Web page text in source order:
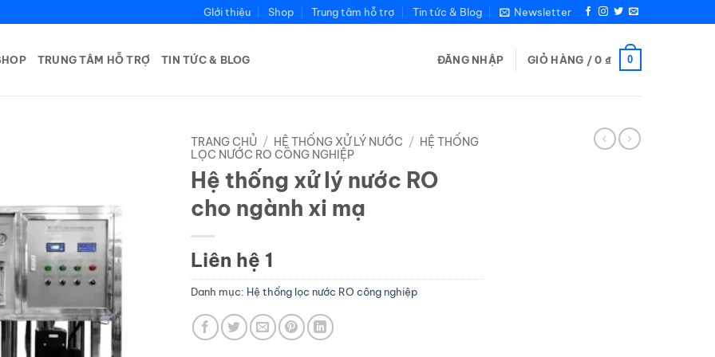
GIới thiệu Shop Trung tâm hỗ trợ Tin tức & Blog Newsletter
TRUNG TÂM HỖ TRỢ TIN TỨC & BLOG ĐĂNG NHẬP GIỎ HÀNG /0 ₫ 0
TRANG CHỦ / HỆ THỐNG XỬ LÝ NƯỚC / HỆ THỐNG
LỌC NƯỚC RO CÔNG NGHIỆP
Hệ thống xử lý nước RO
cho ngành xi mạ
Liên hệ 1
Danh mục: Hệ thống lọc nước RO công nghiệp